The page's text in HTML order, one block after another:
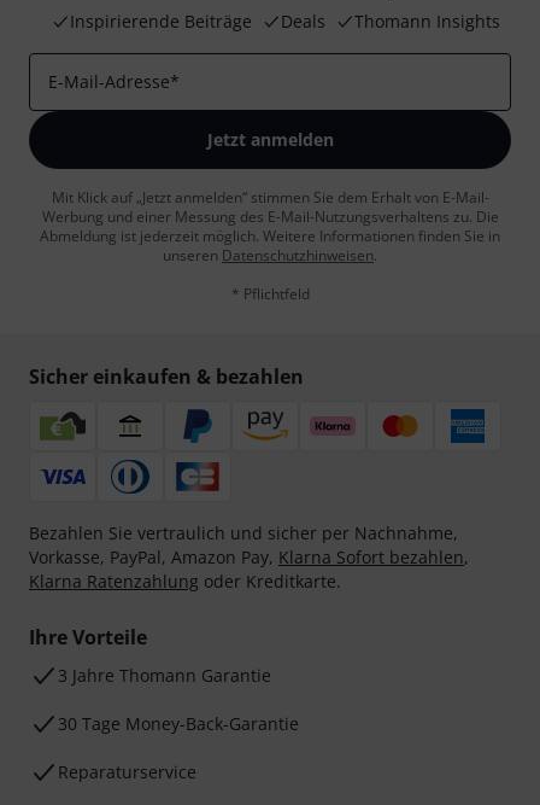
Inspirierende Beiträge
Deals Thomann Insights
E-Mail-Adresse*
Jetzt anmelden
Mit Klick auf „Jetzt anmelden“ stimmen Sie dem Erhalt von E-Mail-
Werbung und einer Messung des E-Mail-Nutzungsverhaltens zu. Die
Abmeldung ist jederzeit möglich. Weitere Informationen finden Sie in
unseren Datenschutzhinweisen.
* Pflichtfeld
Sicher einkaufen & bezahlen
Bezahlen Sie vertraulich und sicher per Nachnahme,
Vorkasse, PayPal, Amazon Pay, Klarna Sofort bezahlen,
Klarna Ratenzahlung oder Kreditkarte.
Ihre Vorteile
3 Jahre Thomann Garantie
30 Tage Money-Back-Garantie
Reparaturservice